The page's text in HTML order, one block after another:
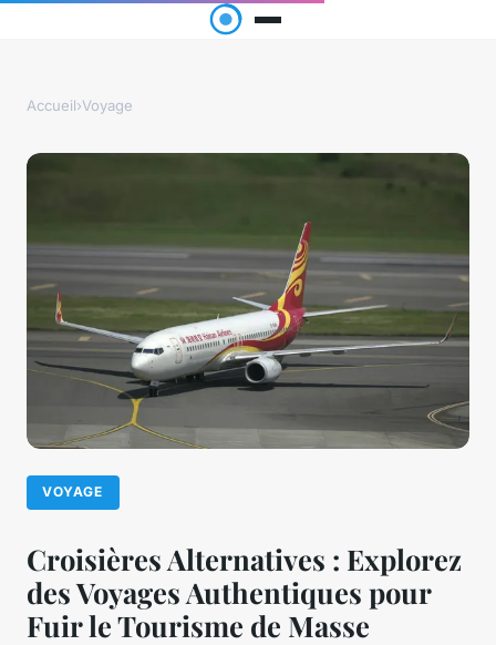
Accueil›Voyage
VOYAGE
Croisières Alternatives : Explorez
des Voyages Authentiques pour
Fuir le Tourisme de Masse